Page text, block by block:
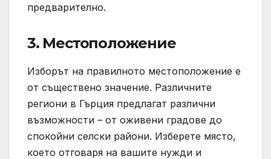
предварително.
3. Местоположение
Изборът на правилното местоположение е
от съществено значение. Различните
региони в Гърция предлагат различни
възможности – от оживени градове до
спокойни селски райони. Изберете място,
което отговаря на вашите нужди и